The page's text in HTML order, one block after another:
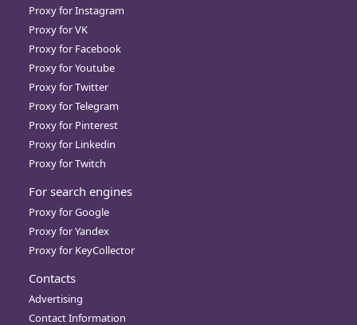
Proxy for Instagram
Proxy for VK
Proxy for Facebook
Proxy for Youtube
Proxy for Twitter
Proxy for Telegram
Proxy for Pinterest
Proxy for Linkedin
Proxy for Twitch
For search engines
Proxy for Google
Proxy for Yandex
Proxy for KeyCollector
Contacts
Advertising
Contact Information